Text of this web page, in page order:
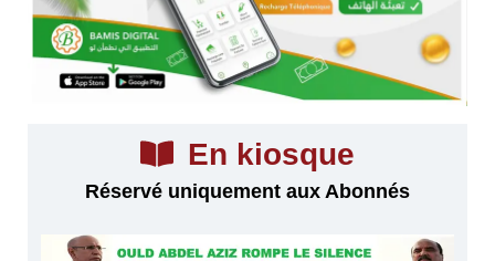
En kiosque
Réservé uniquement aux Abonnés